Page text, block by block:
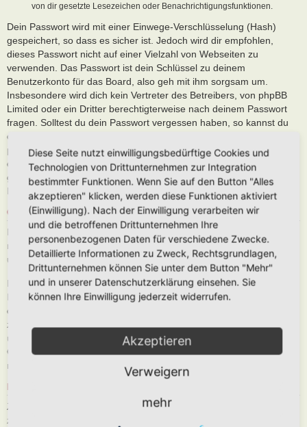
von dir gesetzte Lesezeichen oder Benachrichtigungsfunktionen.
Dein Passwort wird mit einer Einwege-Verschlüsselung (Hash)
gespeichert, so dass es sicher ist. Jedoch wird dir empfohlen,
dieses Passwort nicht auf einer Vielzahl von Webseiten zu
verwenden. Das Passwort ist dein Schlüssel zu deinem
Benutzerkonto für das Board, also geh mit ihm sorgsam um.
Insbesondere wird dich kein Vertreter des Betreibers, von phpBB
Limited oder ein Dritter berechtigterweise nach deinem Passwort
fragen. Solltest du dein Passwort vergessen haben, so kannst du
die Funktion „Ich habe mein Passwort vergessen“ benutzen. Die
phpBB-Software fragt dich dann nach deinem Benutzernamen und
deiner E-Mail-Adresse und sendet anschließend ein neu
generiertes Passwort an diese Adresse, mit dem du dann auf das
Board zugreifen kannst.
GESTATTUNG DER DATENSPEICHERUNG
Du gestattest dem Betreiber, die von dir eingegebenen und oben
näher spezifizierten Daten zu speichern, um das Board betreiben
und anbieten zu können.
Darüber hinaus ist der Betreiber berechtigt, im Rahmen einer
Interessenabwägung zwischen deinen und seinen Interessen sowie
den Interessen Dritter, Zeitpunkte von Zugriffen und Aktionen
zusammen mit deiner IP-Adresse und der von deinem Browser
übermittelter Browser-Kennung zu speichern, sofern dies zur
Gefahrenabwehr oder zur rechtlichen Nachverfolgbarkeit
notwendig ist.
Zweck eines Boards ist es, einen Austausch mit anderen Personen
zu ermöglichen. Du bist dir daher bewusst, dass die Daten deines
Diese Seite nutzt einwilligungsbedürftige Cookies und
Technologien von Drittunternehmen zur Integration
bestimmter Funktionen. Wenn Sie auf den Button "Alles
akzeptieren" klicken, werden diese Funktionen aktiviert
(Einwilligung). Nach der Einwilligung verarbeiten wir
und die betroffenen Drittunternehmen Ihre
personenbezogenen Daten für verschiedene Zwecke.
Detaillierte Informationen zu Zweck, Rechtsgrundlagen,
Drittunternehmen können Sie unter dem Button "Mehr"
und in unserer Datenschutzerklärung einsehen. Sie
können Ihre Einwilligung jederzeit widerrufen.
Akzeptieren
Verweigern
mehr